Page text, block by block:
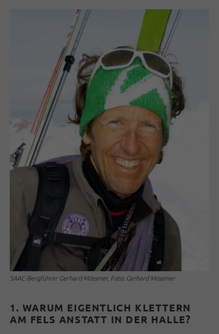
SAAC-Bergführer Gerhard Mössmer, Foto: Gerhard Mössmer
1. WARUM EIGENTLICH KLETTERN
AM FELS ANSTATT IN DER HALLE?